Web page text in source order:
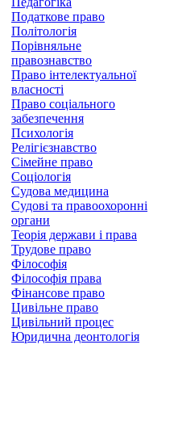
Податкове право
Політологія
Порівняльне
правознавство
Право інтелектуальної
власності
Право соціального
забезпечення
Психологія
Релігієзнавство
Сімейне право
Соціологія
Судова медицина
Судові та правоохоронні
органи
Теорія держави і права
Трудове право
Філософія
Філософія права
Фінансове право
Цивільне право
Цивільний процес
Юридична деонтологія